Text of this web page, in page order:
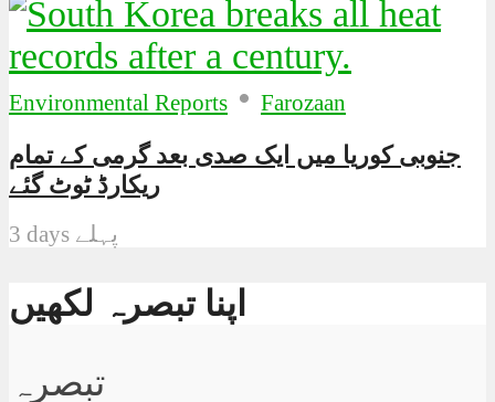
Environmental Reports • Farozaan
جنوبی کوریا میں ایک صدی بعد گرمی کے تمام
ریکارڈ ٹوٹ گئے
3 days پہلے
اپنا تبصرہ لکھیں
تبصرہ